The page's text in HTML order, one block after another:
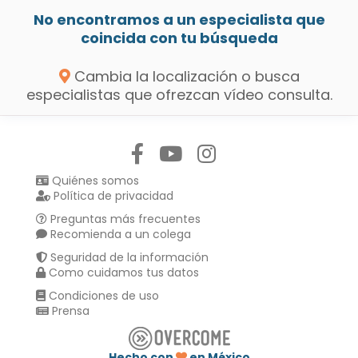
No encontramos a un especialista que
coincida con tu búsqueda
Cambia la localización o busca
especialistas que ofrezcan vídeo consulta.
Quiénes somos
Política de privacidad
Preguntas más frecuentes
Recomienda a un colega
Seguridad de la información
Como cuidamos tus datos
Condiciones de uso
Prensa